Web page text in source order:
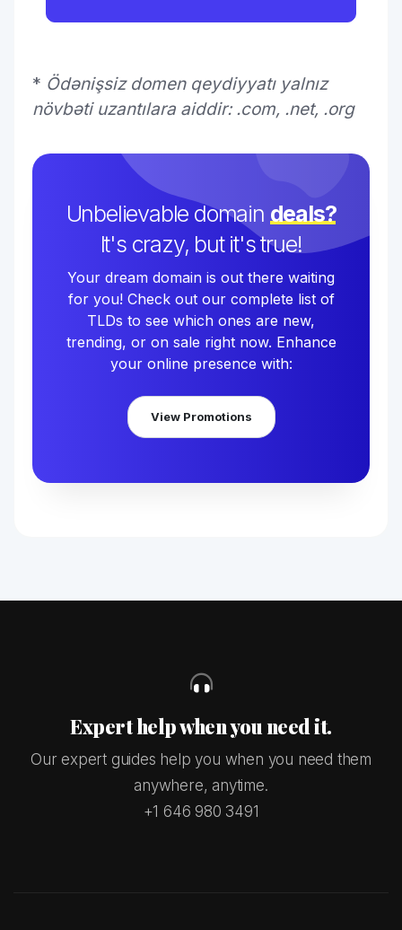
* Ödənişsiz domen qeydiyyatı yalnız
növbəti uzantılara aiddir: .com, .net, .org
Unbelievable domain deals?
It's crazy, but it's true!
Your dream domain is out there waiting
for you! Check out our complete list of
TLDs to see which ones are new,
trending, or on sale right now. Enhance
your online presence with:
View Promotions
Expert help when you need it.
Our expert guides help you when you need them
anywhere, anytime.
+1 646 980 3491